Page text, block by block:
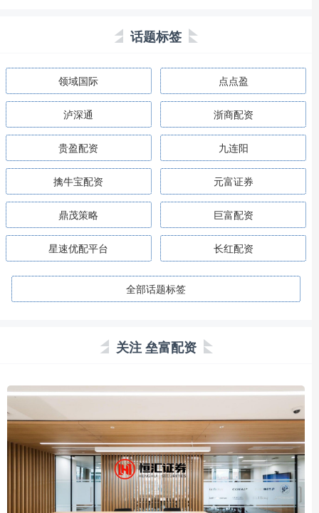
话题标签
领域国际 点点盈
泸深通 浙商配资
贵盈配资 九连阳
擒牛宝配资 元富证券
鼎茂策略 巨富配资
星速优配平台 长红配资
全部话题标签
关注 垒富配资